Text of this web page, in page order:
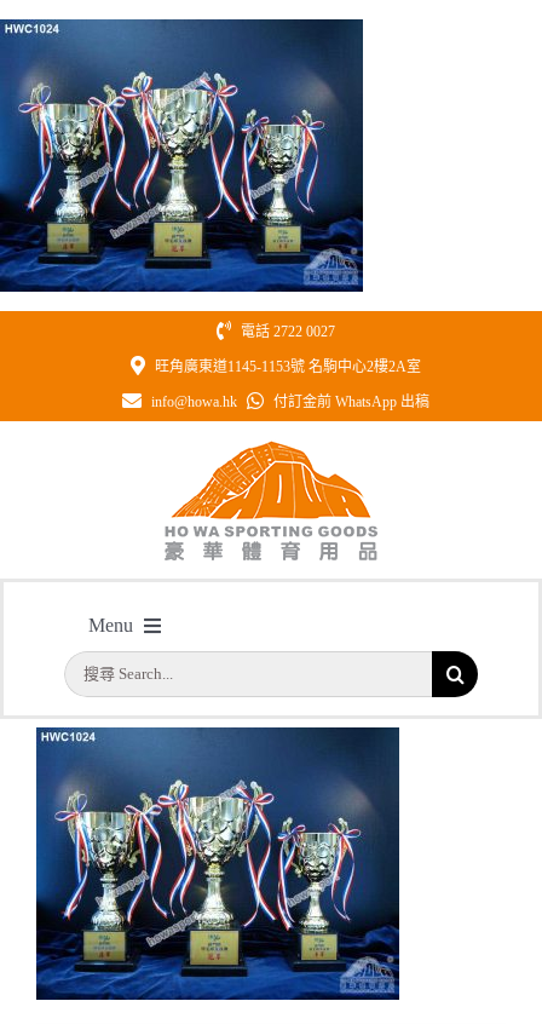
Skip
content
電話 2722 0027
旺角廣東道1145-1153號 名駒中心2樓2A室
info@howa.hk 付訂金前 WhatsApp 出稿
Menu
首頁
一天快取
實用系列
水晶獎座
搜
索
結
果：